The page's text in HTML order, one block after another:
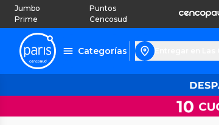
Jumbo
Prime
Puntos
Cencosud
Categorías